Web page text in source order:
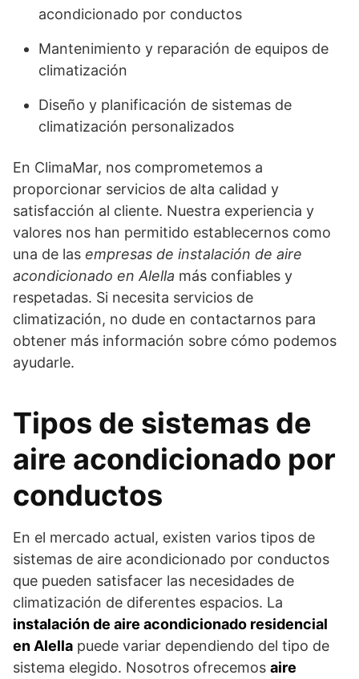
acondicionado por conductos
Mantenimiento y reparación de equipos de
climatización
Diseño y planificación de sistemas de
climatización personalizados
En ClimaMar, nos comprometemos a
proporcionar servicios de alta calidad y
satisfacción al cliente. Nuestra experiencia y
valores nos han permitido establecernos como
una de las empresas de instalación de aire
acondicionado en Alella más confiables y
respetadas. Si necesita servicios de
climatización, no dude en contactarnos para
obtener más información sobre cómo podemos
ayudarle.
Tipos de sistemas de
aire acondicionado por
conductos
En el mercado actual, existen varios tipos de
sistemas de aire acondicionado por conductos
que pueden satisfacer las necesidades de
climatización de diferentes espacios. La
instalación de aire acondicionado residencial
en Alella puede variar dependiendo del tipo de
sistema elegido. Nosotros ofrecemos aire